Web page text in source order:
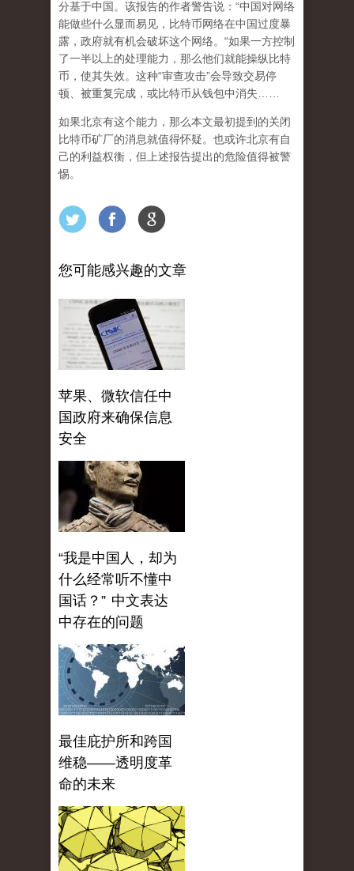
分基于中国。该报告的作者警告说：“中国对网络
能做些什么显而易见，比特币网络在中国过度暴
露，政府就有机会破坏这个网络。“如果一方控制
了一半以上的处理能力，那么他们就能操纵比特
币，使其失效。这种“审查攻击”会导致交易停
顿、被重复完成，或比特币从钱包中消失……
如果北京有这个能力，那么本文最初提到的关闭
比特币矿厂的消息就值得怀疑。也或许北京有自
己的利益权衡，但上述报告提出的危险值得被警
惕。
您可能感兴趣的文章
苹果、微软信任中
国政府来确保信息
安全
“我是中国人，却为
什么经常听不懂中
国话？” 中文表达
中存在的问题
最佳庇护所和跨国
维稳——透明度革
命的未来